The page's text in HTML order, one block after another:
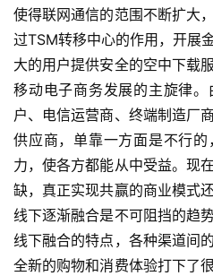
使得联网通信的范围不断扩大
过TSM转移中心的作用，开展
大的用户提供安全的空中下载
移动电子商务发展的主旋律
户、电信运营商、终端制造厂
供应商，单靠一方面是不行
力，使各方都能从中受益。现
缺，真正实现共赢的商业模式
线下逐渐融合是不可阻挡的趋
线下融合的特点，各种渠道间
全新的购物和消费体验打下了